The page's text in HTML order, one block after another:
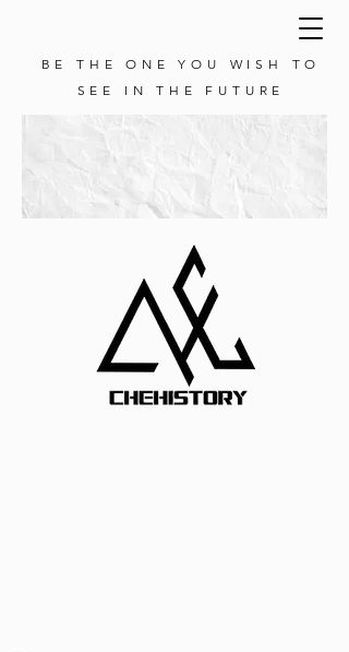
BE THE ONE YOU WISH TO
SEE IN THE FUTURE